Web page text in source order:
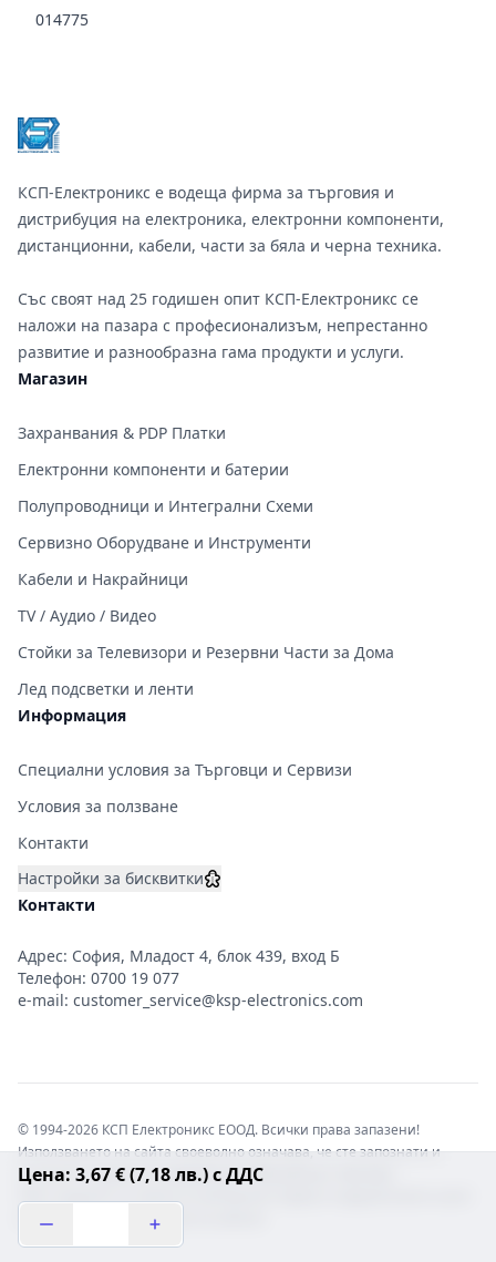
Цена: 3,67 € (7,18 лв.) с ДДС
014775
КСП-Електроникс е водеща фирма за търговия и
дистрибуция на електроника, електронни компоненти,
дистанционни, кабели, части за бяла и черна техника.
Със своят над 25 годишен опит КСП-Електроникс се
наложи на пазара с професионализъм, непрестанно
развитие и разнообразна гама продукти и услуги.
Магазин
Захранвания & PDP Платки
Електронни компоненти и батерии
Полупроводници и Интегрални Схеми
Сервизно Оборудване и Инструменти
Кабели и Накрайници
TV / Аудио / Видео
Стойки за Телевизори и Резервни Части за Дома
Лед подсветки и ленти
Информация
Специални условия за Търговци и Сервизи
Условия за ползване
Контакти
Настройки за бисквитки
Контакти
Адрес: София, Младост 4, блок 439, вход Б
Телефон: 0700 19 077
e-mail: customer_service@ksp-electronics.com
© 1994-2026 КСП Електроникс ЕООД. Всички права запазени!
Използването на сайта своеволно означава, че сте запознати и
съгласни с правната информация обвързваща софтуера.
отговорност с цялата сила на закона!